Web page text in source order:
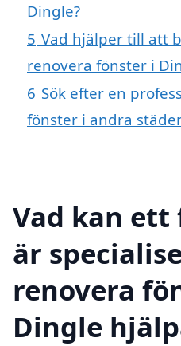
Dingle?
5 Vad hjälper till att
renovera fönster i
6 Sök efter en
fönster i andra
Vad kan ett
är
renovera
Dingle